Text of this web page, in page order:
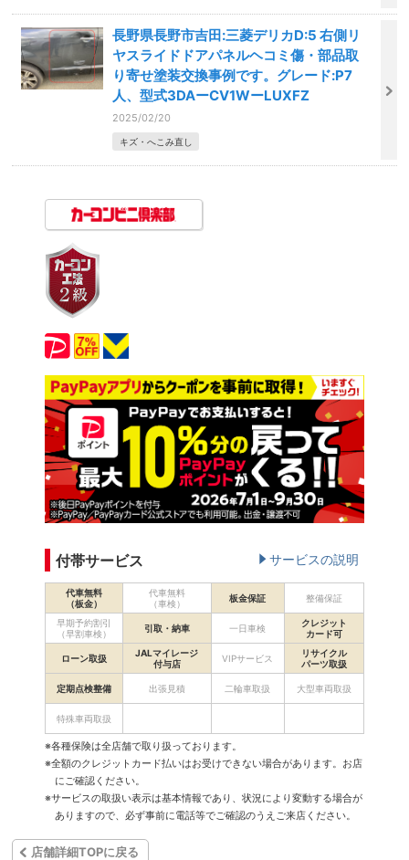
長野県長野市吉田:三菱デリカD:5 右側リ
ヤスライドドアパネルヘコミ傷・部品取
り寄せ塗装交換事例です。グレード:P7
人、型式3DAーCV1WーLUXFZ
2025/02/20
キズ・へこみ直し
付帯サービス サービスの説明
代車無料
（板金）
代車無料
（車検）
板金保証 整備保証
早期予約割引
（早割車検）
引取・納車 一日車検
クレジット
カード可
ローン取扱
JALマイレージ
付与店
VIPサービス
リサイクル
パーツ取扱
定期点検整備 出張見積 二輪車取扱 大型車両取扱
特殊車両取扱
※各種保険は全店舗で取り扱っております。
※全額のクレジットカード払いはお受けできない場合があります。お店
にご確認ください。
※サービスの取扱い表示は基本情報であり、状況により変動する場合が
ありますので、必ず事前に電話等でご確認のうえご来店ください。
店舗詳細TOPに戻る